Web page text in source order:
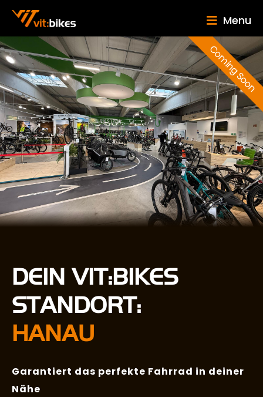
Menu
Coming Soon
DEIN VIT:BIKES
STANDORT:
HANAU
Garantiert das perfekte Fahrrad in deiner
Nähe